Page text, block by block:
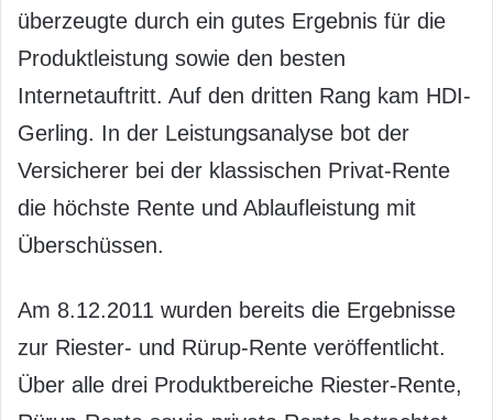
überzeugte durch ein gutes Ergebnis für die
Produktleistung sowie den besten
Internetauftritt. Auf den dritten Rang kam HDI-
Gerling. In der Leistungsanalyse bot der
Versicherer bei der klassischen Privat-Rente
die höchste Rente und Ablaufleistung mit
Überschüssen.
Am 8.12.2011 wurden bereits die Ergebnisse
zur Riester- und Rürup-Rente veröffentlicht.
Über alle drei Produktbereiche Riester-Rente,